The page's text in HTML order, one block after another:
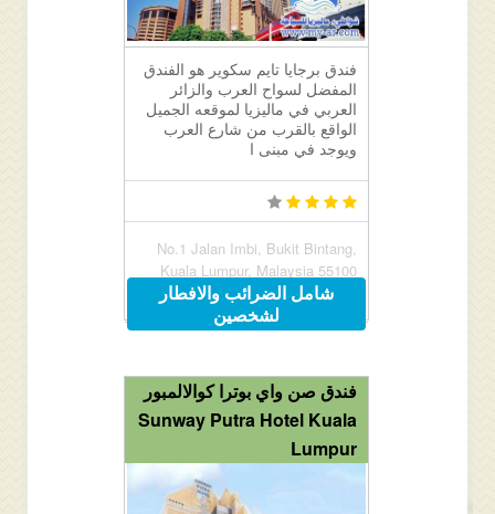
فندق برجايا تايم سكوير هو الفندق
المفضل لسواح العرب والزائر
العربي في ماليزيا لموقعه الجميل
الواقع بالقرب من شارع العرب
ويوجد في مبنى ا
No.1 Jalan Imbi, Bukit Bintang,
Kuala Lumpur, Malaysia 55100
شامل الضرائب والافطار
لشخصين
فندق صن واي بوترا كوالالمبور
Sunway Putra Hotel Kuala
Lumpur